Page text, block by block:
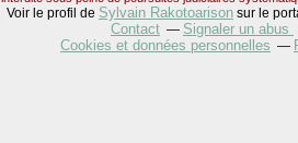
Voir le profil de Sylvain Rakotoarison sur le
Contact
Signaler un abus
Cookies et données personnelles